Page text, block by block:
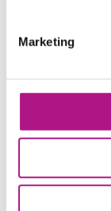
Marketing
adverbio de
del modal, pero
ambigüedades.
You should
They have